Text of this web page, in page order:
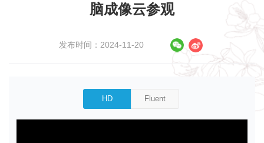
脑成像云参观
发布时间：2024-11-20